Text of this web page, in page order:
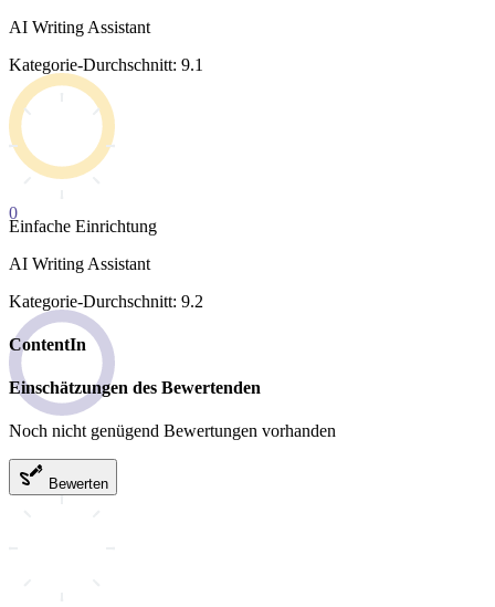
AI Writing Assistant
Kategorie-Durchschnitt: 9.1
0
Einfache Einrichtung
AI Writing Assistant
Kategorie-Durchschnitt: 9.2
ContentIn
Einschätzungen des Bewertenden
Noch nicht genügend Bewertungen vorhanden
Bewerten